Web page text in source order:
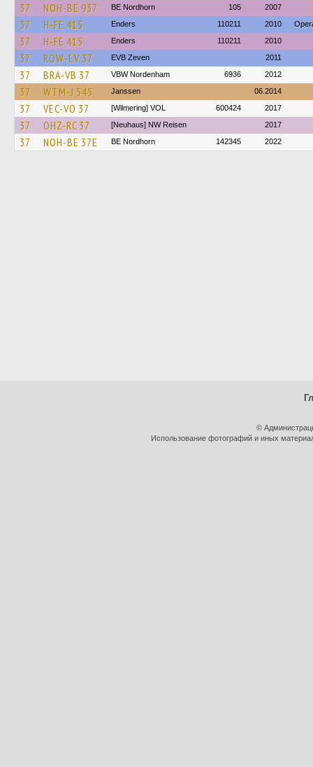
37 NOH-BE 937 BE Nordhorn 105 2007
37 H-FE 415 Enders 110211 2010
37 H-FE 415 Enders 110211 2010
37 ROW-EV 37 EVB Zeven 2011
37 BRA-VB 37 VBW Nordenham 6936 2012
37 WTM-J 545 Janssen 06.2014
37 VEC-VO 37 [Wilmering] VOL 600424 2017
37 OHZ-RC 37 [Neuhaus] NW Reisen 2017
37 NOH-BE 37E BE Nordhorn 142345 2022
©
Использование фотографий и иных